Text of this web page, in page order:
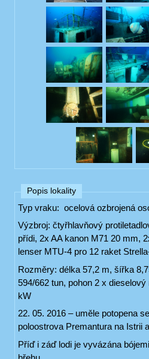
Popis lokality
Typ vraku: ocelová ozbrojená
Výzbroj: čtyřhlavňový
přídi, 2x AA kanon M71 20 mm,
lenser MTU-4 pro 12 raket
Rozměry: délka 57,2 m, šířka
594/662 tun, pohon 2 x
kW
22. 05. 2016 – uměle potopena
poloostrova Premantura na Istrii
Příď i záď lodi je vyvázána